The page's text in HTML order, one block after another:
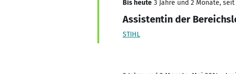
Bis heute 3 Jahre und 2 Monate, seit
Assistentin der
STIHL